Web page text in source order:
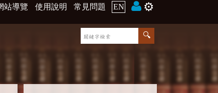
站導覽 使用說明 常見問題 EN ⚙️